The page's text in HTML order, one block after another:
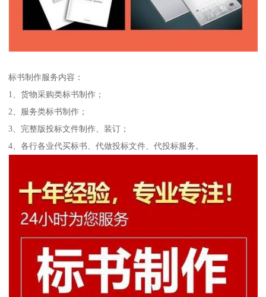
标书制作服务内容：
1、货物采购类标书制作；
2、服务类标书制作；
3、完整版投标文件制作、装订；
4、各行各业代买标书、代做投标文件、代投标服务。